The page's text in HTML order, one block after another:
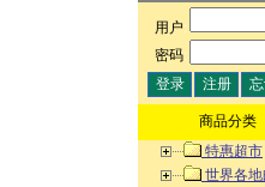
用户:
密码:
商品分类
特惠超市
世界各地